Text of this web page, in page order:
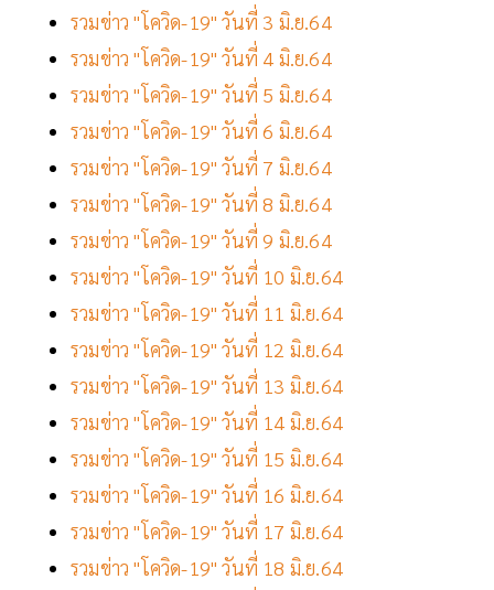
รวมข่าว "โควิด-19" วันที่ 3 มิ.ย.64
รวมข่าว "โควิด-19" วันที่ 4 มิ.ย.64
รวมข่าว "โควิด-19" วันที่ 5 มิ.ย.64
รวมข่าว "โควิด-19" วันที่ 6 มิ.ย.64
รวมข่าว "โควิด-19" วันที่ 7 มิ.ย.64
รวมข่าว "โควิด-19" วันที่ 8 มิ.ย.64
รวมข่าว "โควิด-19" วันที่ 9 มิ.ย.64
รวมข่าว "โควิด-19" วันที่ 10 มิ.ย.64
รวมข่าว "โควิด-19" วันที่ 11 มิ.ย.64
รวมข่าว "โควิด-19" วันที่ 12 มิ.ย.64
รวมข่าว "โควิด-19" วันที่ 13 มิ.ย.64
รวมข่าว "โควิด-19" วันที่ 14 มิ.ย.64
รวมข่าว "โควิด-19" วันที่ 15 มิ.ย.64
รวมข่าว "โควิด-19" วันที่ 16 มิ.ย.64
รวมข่าว "โควิด-19" วันที่ 17 มิ.ย.64
รวมข่าว "โควิด-19" วันที่ 18 มิ.ย.64